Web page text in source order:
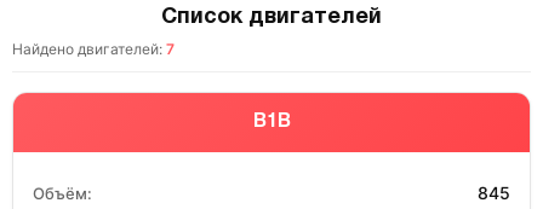
Список двигателей
Найдено двигателей: 7
B1B
Объём: 845